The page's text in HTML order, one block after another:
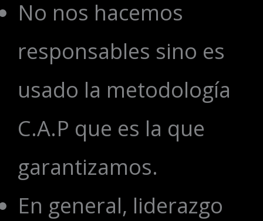
No nos hacemos
responsables sino es
usado la metodología
C.A.P que es la que
garantizamos.
En general, liderazgo